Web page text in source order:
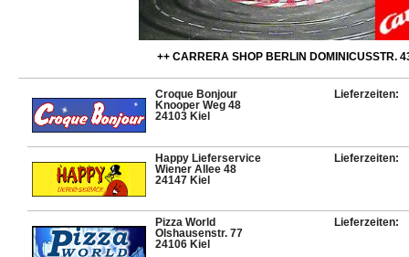
++ CARRERA SHOP BERLIN DOMINICUSSTR.
Croque Bonjour
Knooper Weg 48
24103 Kiel
Lieferzeiten:
Happy Lieferservice
Wiener Allee 48
24147 Kiel
Lieferzeiten:
Pizza World
Olshausenstr. 77
24106 Kiel
Lieferzeiten: